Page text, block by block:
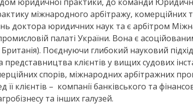
міжнародного арбітражу, комерційних
доктора юридичних наук та є арбітром
палаті України. Вона є
Поєднуючи глибокий науковий підхід
клієнтів у вищих судових
спорів, міжнародних арбітражних
клієнтів – компанії банківського та
та інших галузей.